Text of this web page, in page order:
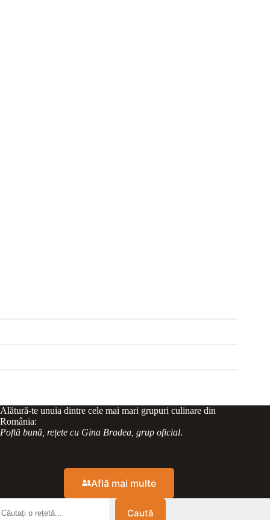
Alătură-te unuia dintre cele mai mari grupuri culinare din
România:
Poftă bună, rețete cu Gina Bradea, grup oficial.
Află mai multe
Caută